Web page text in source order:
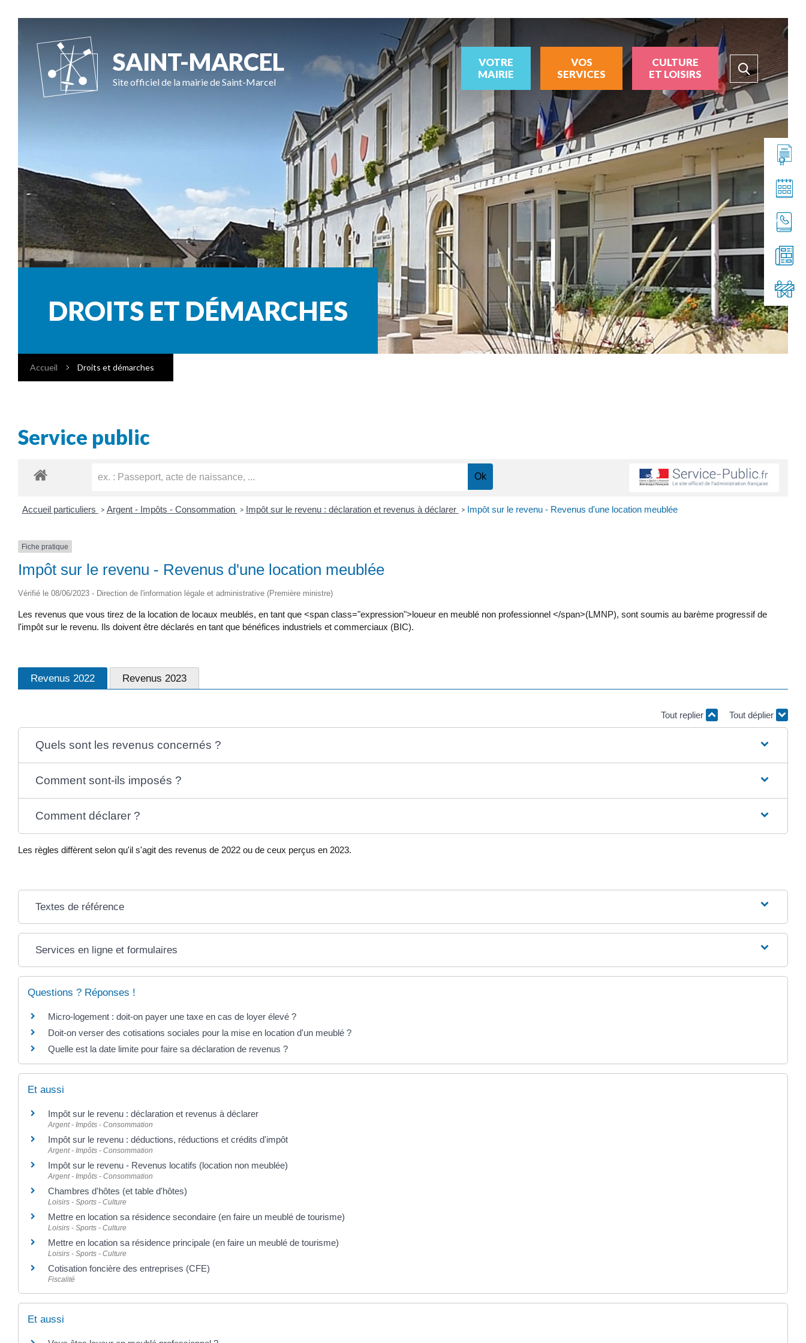
SAINT-MARCEL
Site officiel de la mairie de Saint-Marcel
VOTRE
MAIRIE
VOS
SERVICES
CULTURE
ET LOISIRS
DROITS ET DÉMARCHES
Accueil Droits et démarches
Service public
Accueil particuliers > Argent - Impôts - Consommation > Impôt sur le revenu : déclaration et revenus à déclarer > Impôt sur le revenu - Revenus d'une location meublée
Fiche pratique
Impôt sur le revenu - Revenus d'une location meublée
Vérifié le 08/06/2023 - Direction de l'information légale et administrative (Première ministre)
Les revenus que vous tirez de la location de locaux meublés, en tant que <span class="expression">loueur en meublé non professionnel </span>(LMNP), sont soumis au barème progressif de
l'impôt sur le revenu. Ils doivent être déclarés en tant que bénéfices industriels et commerciaux (BIC).
Revenus 2022 Revenus 2023
Tout replier Tout déplier
Quels sont les revenus concernés ?
Comment sont-ils imposés ?
Comment déclarer ?
Les règles diffèrent selon qu'il s'agit des revenus de 2022 ou de ceux perçus en 2023.
Textes de référence
Services en ligne et formulaires
Questions ? Réponses !
Micro-logement : doit-on payer une taxe en cas de loyer élevé ?
Doit-on verser des cotisations sociales pour la mise en location d'un meublé ?
Quelle est la date limite pour faire sa déclaration de revenus ?
Et aussi
Impôt sur le revenu : déclaration et revenus à déclarer
Argent - Impôts - Consommation
Impôt sur le revenu : déductions, réductions et crédits d'impôt
Argent - Impôts - Consommation
Impôt sur le revenu - Revenus locatifs (location non meublée)
Argent - Impôts - Consommation
Chambres d'hôtes (et table d'hôtes)
Loisirs - Sports - Culture
Mettre en location sa résidence secondaire (en faire un meublé de tourisme)
Loisirs - Sports - Culture
Mettre en location sa résidence principale (en faire un meublé de tourisme)
Loisirs - Sports - Culture
Cotisation foncière des entreprises (CFE)
Fiscalité
Et aussi